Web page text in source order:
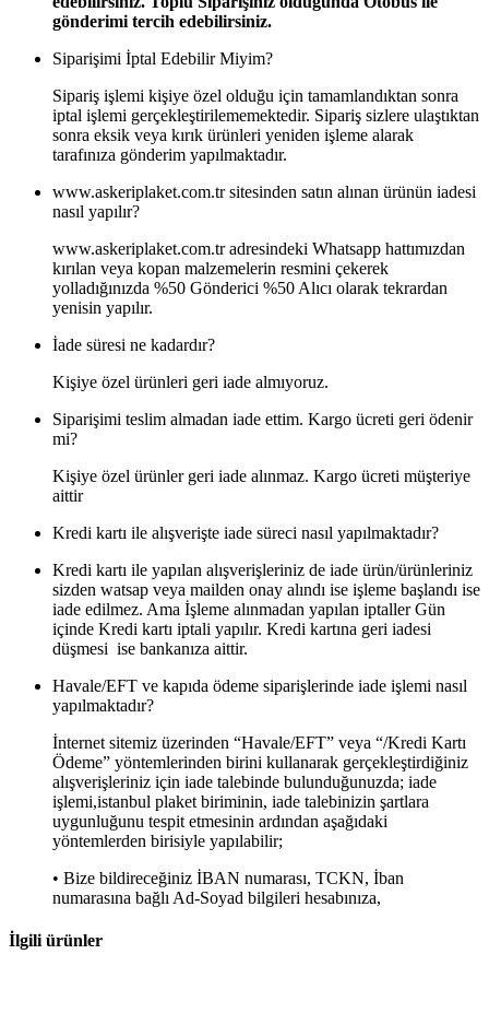
gönderimi tercih edebilirsiniz.
Siparişimi İptal Edebilir Miyim?
Sipariş işlemi kişiye özel olduğu için tamamlandıktan sonra
iptal işlemi gerçekleştirilememektedir. Sipariş sizlere ulaştıktan
sonra eksik veya kırık ürünleri yeniden işleme alarak
tarafınıza gönderim yapılmaktadır.
www.askeriplaket.com.tr sitesinden satın alınan ürünün iadesi
nasıl yapılır?
www.askeriplaket.com.tr adresindeki Whatsapp hattımızdan
kırılan veya kopan malzemelerin resmini çekerek
yolladığınızda %50 Gönderici %50 Alıcı olarak tekrardan
yenisin yapılır.
İade süresi ne kadardır?
Kişiye özel ürünleri geri iade almıyoruz.
Siparişimi teslim almadan iade ettim. Kargo ücreti geri ödenir
mi?
Kişiye özel ürünler geri iade alınmaz. Kargo ücreti müşteriye
aittir
Kredi kartı ile alışverişte iade süreci nasıl yapılmaktadır?
Kredi kartı ile yapılan alışverişleriniz de iade ürün/ürünleriniz
sizden watsap veya mailden onay alındı ise işleme başlandı ise
iade edilmez. Ama İşleme alınmadan yapılan iptaller Gün
içinde Kredi kartı iptali yapılır. Kredi kartına geri iadesi
düşmesi ise bankanıza aittir.
Havale/EFT ve kapıda ödeme siparişlerinde iade işlemi nasıl
yapılmaktadır?
İnternet sitemiz üzerinden “Havale/EFT” veya “/Kredi Kartı
Ödeme” yöntemlerinden birini kullanarak gerçekleştirdiğiniz
alışverişleriniz için iade talebinde bulunduğunuzda; iade
işlemi,istanbul plaket biriminin, iade talebinizin şartlara
uygunluğunu tespit etmesinin ardından aşağıdaki
yöntemlerden birisiyle yapılabilir;
• Bize bildireceğiniz İBAN numarası, TCKN, İban
numarasına bağlı Ad-Soyad bilgileri hesabınıza,
İlgili ürünler